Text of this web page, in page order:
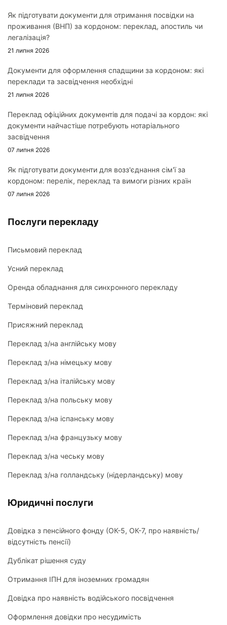
Як підготувати документи для отримання посвідки на
проживання (ВНП) за кордоном: переклад, апостиль чи
легалізація?
21 липня 2026
Документи для оформлення спадщини за кордоном: які
переклади та засвідчення необхідні
21 липня 2026
Переклад офіційних документів для подачі за кордон: які
документи найчастіше потребують нотаріального
засвідчення
07 липня 2026
Як підготувати документи для возз'єднання сім'ї за
кордоном: перелік, переклад та вимоги різних країн
07 липня 2026
Послуги перекладу
Письмовий переклад
Усний переклад
Оренда обладнання для синхронного перекладу
Терміновий переклад
Присяжний переклад
Переклад з/на англійську мову
Переклад з/на німецьку мову
Переклад з/на італійську мову
Переклад з/на польську мову
Переклад з/на іспанську мову
Переклад з/на французьку мову
Переклад з/на чеську мову
Переклад з/на голландську (нідерландську) мову
Юридичні послуги
Довідка з пенсійного фонду (ОК-5, ОК-7, про наявність/
відсутність пенсії)
Дублікат рішення суду
Отримання ІПН для іноземних громадян
Довідка про наявність водійського посвідчення
Оформлення довідки про несудимість